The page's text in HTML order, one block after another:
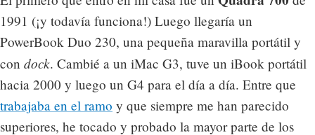
1991 (¡y todavía funciona!) Luego llegaría un
PowerBook Duo 230, una pequeña maravilla portátil y
con dock. Cambié a un iMac G3, tuve un iBook portátil
hacia 2000 y luego un G4 para el día a día. Entre que
trabajaba en el ramo y que siempre me han parecido
superiores, he tocado y probado la mayor parte de los